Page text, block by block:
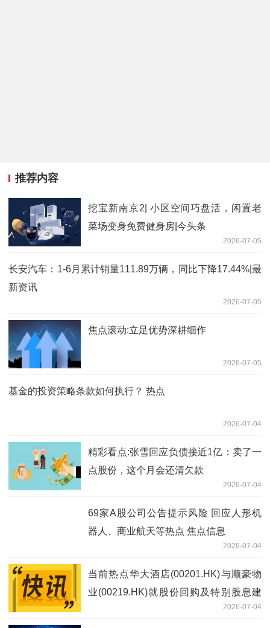
推荐内容
挖宝新南京2| 小区空间巧盘活，闲置老
菜场变身免费健身房|今头条
2026-07-05
长安汽车：1-6月累计销量111.89万辆，同比下降17.44%|最
新资讯
2026-07-05
焦点滚动:立足优势深耕细作
2026-07-05
基金的投资策略条款如何执行？ 热点
2026-07-04
精彩看点:张雪回应负债接近1亿：卖了一
点股份，这个月会还清欠款
2026-07-04
69家A股公司公告提示风险 回应人形机
器人、商业航天等热点 焦点信息
2026-07-04
当前热点华大酒店(00201.HK)与顺豪物
业(00219.HK)就股份回购及特别股息建
2026-07-04